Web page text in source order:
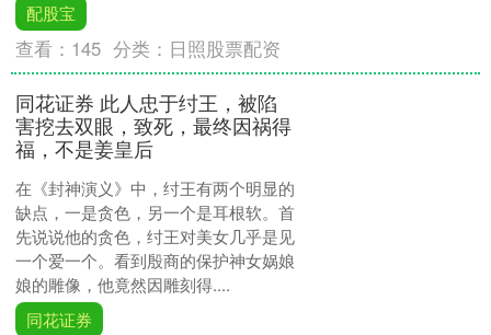
配股宝
查看： 145 分类： 日照股票配资
同花证券 此人忠于纣王，被陷
害挖去双眼，致死，最终因祸得
福，不是姜皇后
在《封神演义》中，纣王有两个明显的
缺点，一是贪色，另一个是耳根软。首
先说说他的贪色，纣王对美女几乎是见
一个爱一个。看到殷商的保护神女娲娘
娘的雕像，他竟然因雕刻得....
同花证券